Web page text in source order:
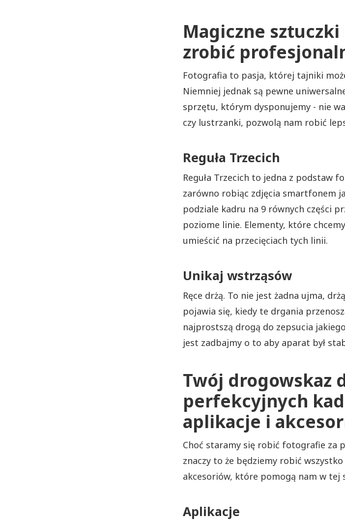
Magiczne sztuczki
zrobić
Fotografia to pasja, której tajniki
Niemniej jednak są pewne
sprzętu, którym dysponujemy - nie
czy lustrzanki, pozwolą nam robić
Reguła Trzecich
Reguła Trzecich to jedna z podstaw
zarówno robiąc zdjęcia smartfonem
podziale kadru na 9 równych części
poziome linie. Elementy, które
umieścić na przecięciach tych linii.
Unikaj wstrząsów
Ręce drżą. To nie jest żadna ujma,
pojawia się, kiedy te drgania
najprostszą drogą do zepsucia
jest zadbajmy o to aby aparat był
Twój drogowskaz
perfekcyjnych
aplikacje i
Choć staramy się robić fotografie za
znaczy to że będziemy robić
akcesoriów, które pomogą nam w tej
Aplikacje